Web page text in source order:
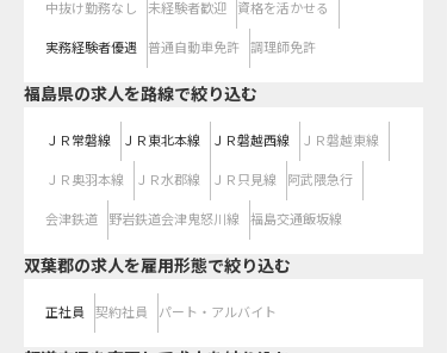
中抜け勤務なし 未経験者歓迎 資格を活かせる
実務経験者優遇 普通自動車免許 調理師免許
福島県の求人を路線で絞り込む
ＪＲ常磐線 ＪＲ東北本線 ＪＲ磐越西線 ＪＲ磐越東線
ＪＲ奥羽本線 ＪＲ水郡線 ＪＲ只見線 阿武隈急行
会津鉄道 野岩鉄道会津鬼怒川線 福島交通飯坂線
双葉郡の求人を雇用形態で絞り込む
正社員 契約社員 パート・アルバイト